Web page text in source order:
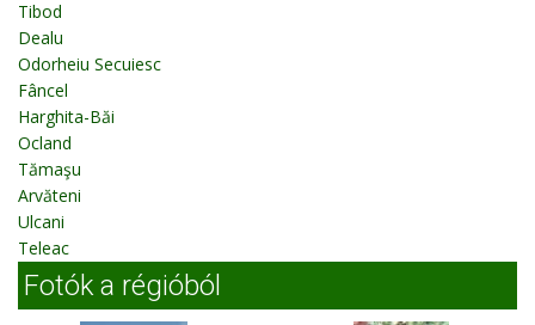
Tibod
Dealu
Odorheiu Secuiesc
Fâncel
Harghita-Băi
Ocland
Tămaşu
Arvăteni
Ulcani
Teleac
Fotók a régióból